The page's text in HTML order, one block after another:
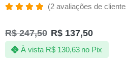
5.00de 5,
com
baseado
em
(2avaliações de
R$247,50 R$ 137,50
À vista R$130,63 no Pix